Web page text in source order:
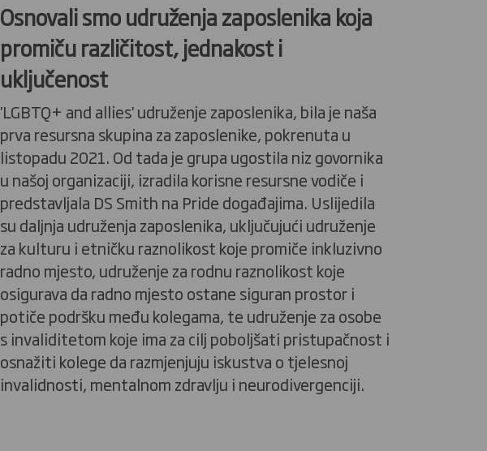
Osnovali smo udruženja zaposlenika koja
promiču različitost, jednakost i
uključenost
'LGBTQ+ and allies' udruženje zaposlenika, bila je naša
prva resursna skupina za zaposlenike, pokrenuta u
listopadu 2021. Od tada je grupa ugostila niz govornika
u našoj organizaciji, izradila korisne resursne vodiče i
predstavljala DS Smith na Pride događajima. Uslijedila
su daljnja udruženja zaposlenika, uključujući udruženje
za kulturu i etničku raznolikost koje promiče inkluzivno
radno mjesto, udruženje za rodnu raznolikost koje
osigurava da radno mjesto ostane siguran prostor i
potiče podršku među kolegama, te udruženje za osobe
s invaliditetom koje ima za cilj poboljšati pristupačnost i
osnažiti kolege da razmjenjuju iskustva o tjelesnoj
invalidnosti, mentalnom zdravlju i neurodivergenciji.